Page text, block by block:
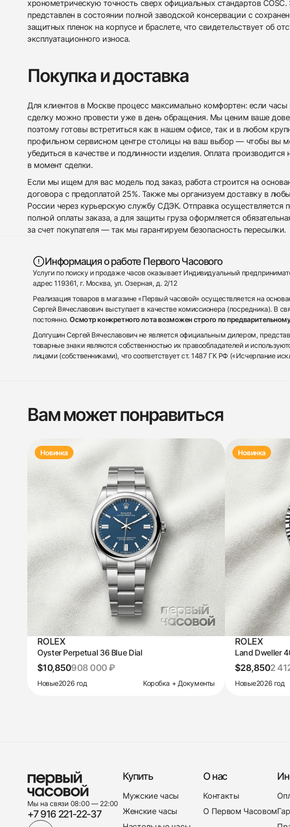
хронометрическую точность сверх официальных стандартов COSC.
представлен в состоянии полной заводской консервации с
защитных пленок на корпусе и браслете, что свидетельствует об
эксплуатационного износа.
Покупка и доставка
Для клиентов в Москве процесс максимально комфортен: если часы
сделку можно провести уже в день обращения. Мы ценим ваше
поэтому готовы встретиться как в нашем офисе, так и в любом
профильном сервисном центре столицы на ваш выбор — чтобы вы
убедиться в качестве и подлинности изделия. Оплата производится
в момент сделки.
Если мы ищем для вас модель под заказ, работа строится на
договора с предоплатой 25%. Также мы организуем доставку в
России через курьерскую службу СДЭК. Отправка осуществляется
полной оплаты заказа, а для защиты груза оформляется
за счет покупателя — так мы гарантируем безопасность пересылки.
Информация о работе Первого Часового
Услуги по поиску и продаже часов оказывает Индивидуальный
адрес 119361, г. Москва, ул. Озерная, д. 2/12
Реализация товаров в магазине «Первый часовой» осуществляется на
Сергей Вячеславович выступает в качестве комиссионера (посредника). В
постоянно.Осмотр конкретного лота возможен строго по
Долгушин Сергей Вячеславович не является официальным дилером,
товарные знаки являются собственностью их правообладателей и
лицами (собственниками), что соответствует ст. 1487 ГК РФ («Исчерпание
Вам может понравиться
Новинка
ROLEX
Oyster Perpetual 36 Blue Dial
$10,850908 000 ₽
Новые2026 год Коробка + Документы
Новинка
ROLEX
Land Dweller
$28,8502
Новые2026 год
Мы на связи 08:00 — 22:00
+7 916 221-22-37
Купить
Мужские часы
Женские часы
О нас
Контакты
О Первом Часовом